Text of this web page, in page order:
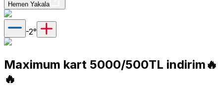
Hemen Yakala
-2°
Maximum kart 5000/500TL indirim🔥
🔥